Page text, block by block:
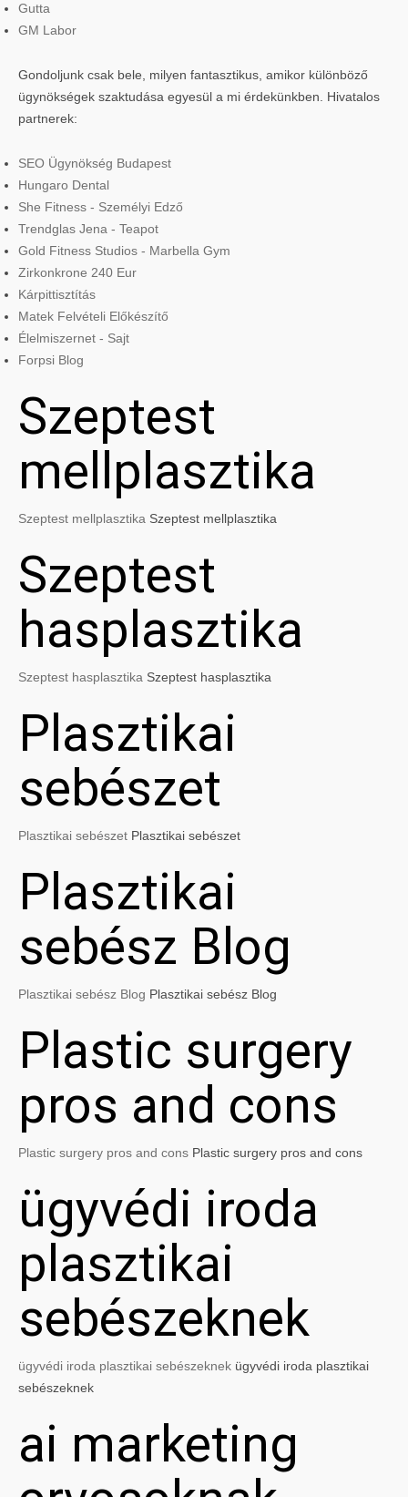
Gutta
GM Labor
Gondoljunk csak bele, milyen fantasztikus, amikor különböző
ügynökségek szaktudása egyesül a mi érdekünkben. Hivatalos
partnerek:
SEO Ügynökség Budapest
Hungaro Dental
She Fitness - Személyi Edző
Trendglas Jena - Teapot
Gold Fitness Studios - Marbella Gym
Zirkonkrone 240 Eur
Kárpittisztítás
Matek Felvételi Előkészítő
Élelmiszernet - Sajt
Forpsi Blog
Szeptest
mellplasztika
Szeptest mellplasztika Szeptest mellplasztika
Szeptest
hasplasztika
Szeptest hasplasztika Szeptest hasplasztika
Plasztikai
sebészet
Plasztikai sebészet Plasztikai sebészet
Plasztikai
sebész Blog
Plasztikai sebész Blog Plasztikai sebész Blog
Plastic surgery
pros and cons
Plastic surgery pros and cons Plastic surgery pros and cons
ügyvédi iroda
plasztikai
sebészeknek
ügyvédi iroda plasztikai sebészeknek ügyvédi iroda plasztikai
sebészeknek
ai marketing